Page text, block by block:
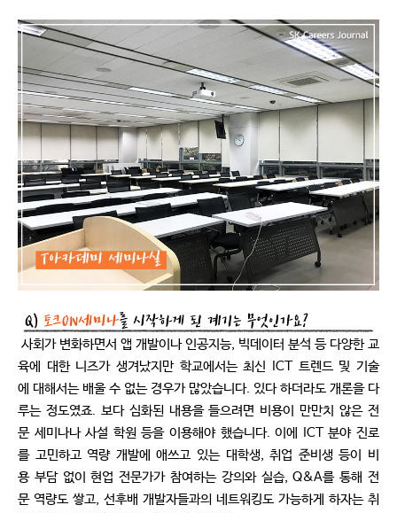
사회가 변화하면서 앱 개발이나 인공지능, 빅데이터 분석 등 다양한 교
육에 대한 니즈가 생겨났지만 학교에서는 최신 ICT 트렌드 및 기술
에 대해서는 배울 수 없는 경우가 많았습니다. 있다 하더라도 개론을 다
루는 정도였죠. 보다 심화된 내용을 들으려면 비용이 만만치 않은 전
문 세미나나 사설 학원 등을 이용해야 했습니다. 이에 ICT 분야 진로
를 고민하고 역량 개발에 애쓰고 있는 대학생, 취업 준비생 등이 비
용 부담 없이 현업 전문가가 참여하는 강의와 실습, Q&A를 통해 전
문 역량도 쌓고, 선후배 개발자들과의 네트워킹도 가능하게 하자는 취